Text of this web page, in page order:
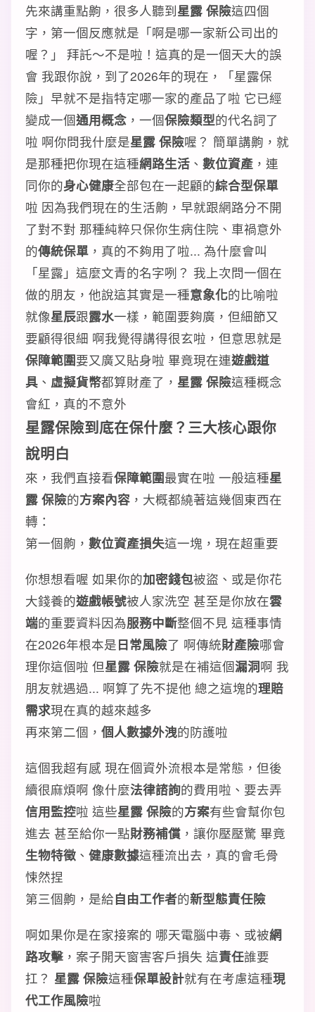
先來講重點齁，很多人聽到星露 保險這四個
字，第一個反應就是「啊是哪一家新公司出的
喔？」 拜託～不是啦！這真的是一個天大的誤
會 我跟你說，到了2026年的現在，「星露保
險」早就不是指特定哪一家的產品了啦 它已經
變成一個通用概念 ，一個保險類型的代名詞了
啦 啊你問我什麼是星露 保險喔？ 簡單講齁，就
是那種把你現在這種網路生活 、 數位資產 ，連
同你的身心健康全部包在一起顧的綜合型保單
啦 因為我們現在的生活齁，早就跟網路分不開
了對不對 那種純粹只保你生病住院、車禍意外
的傳統保單 ，真的不夠用了啦... 為什麼會叫
「星露」這麼文青的名字咧？ 我上次問一個在
做的朋友，他說這其實是一種意象化的比喻啦
就像星辰跟露水一樣，範圍要夠廣，但細節又
要顧得很細 啊我覺得講得很玄啦，但意思就是
保障範圍要又廣又貼身啦 畢竟現在連遊戲道
具 、 虛擬貨幣都算財產了， 星露 保險這種概念
會紅，真的不意外
星露保險到底在保什麼？三大核心跟你
說明白
來，我們直接看保障範圍最實在啦 一般這種星
露 保險的方案內容 ，大概都繞著這幾個東西在
轉：
第一個齁， 數位資產損失這一塊，現在超重要
你想想看喔 如果你的加密錢包被盜、或是你花
大錢養的遊戲帳號被人家洗空 甚至是你放在雲
端的重要資料因為服務中斷整個不見 這種事情
在2026年根本是日常風險了 啊傳統財產險哪會
理你這個啦 但星露 保險就是在補這個漏洞啊 我
朋友就遇過... 啊算了先不提他 總之這塊的理賠
需求現在真的越來越多
再來第二個， 個人數據外洩的防護啦
這個我超有感 現在個資外流根本是常態，但後
續很麻煩啊 像什麼法律諮詢的費用啦、要去弄
信用監控啦 這些星露 保險的方案有些會幫你包
進去 甚至給你一點財務補償 ，讓你壓壓驚 畢竟
生物特徵 、 健康數據這種流出去，真的會毛骨
悚然捏
第三個齁，是給自由工作者的新型態責任險
啊如果你是在家接案的 哪天電腦中毒、或被網
路攻擊 ，案子開天窗害客戶損失 這責任誰要
扛？ 星露 保險這種保單設計就有在考慮這種現
代工作風險啦